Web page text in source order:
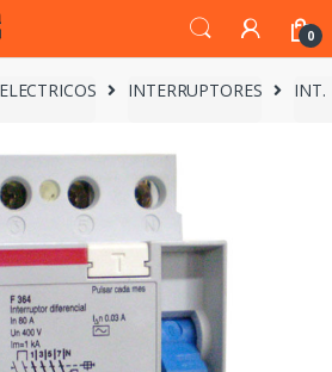
0
INTERRUPTORES INT.